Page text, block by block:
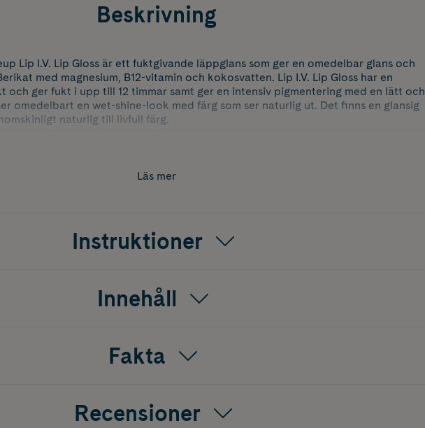
Beskrivning
Lip I.V. Lip Gloss är ett fuktgivande läppglans som ger en omedelbar glans och
med magnesium, B12-vitamin och kokosvatten. Lip I.V. Lip Gloss har en
och ger fukt i upp till 12 timmar samt ger en intensiv pigmentering med en lätt och
omedelbart en wet-shine-look med färg som ser naturlig ut. Det finns en glansig
naturlig till livfull färg.
Läs mer
Instruktioner
Innehåll
Fakta
Recensioner